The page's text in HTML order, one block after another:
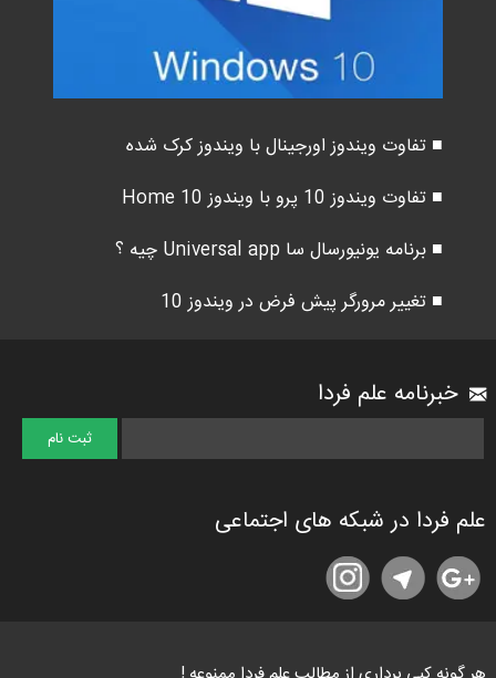
■ تفاوت ویندوز اورجینال با ویندوز کرک شده
■ تفاوت ویندوز 10 پرو با ویندوز 10 Home
■ برنامه یونیورسال سا Universal app چیه ؟
■ تغییر مرورگر پیش فرض در ویندوز 10
خبرنامه علم فردا
علم فردا در شبکه های اجتماعی